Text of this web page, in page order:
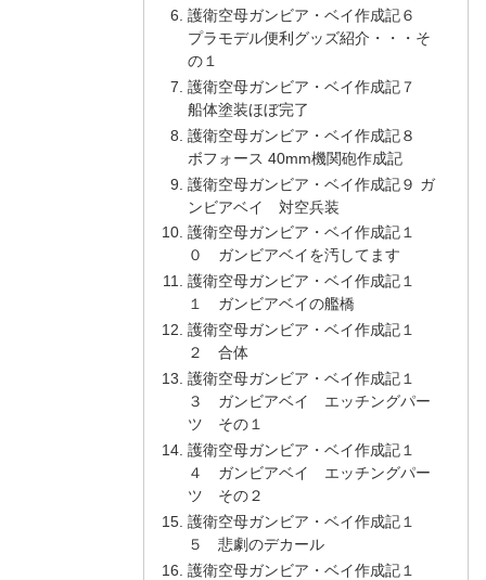
護衛空母ガンビア・ベイ作成記６
プラモデル便利グッズ紹介・・・そ
の１
護衛空母ガンビア・ベイ作成記７
船体塗装ほぼ完了
護衛空母ガンビア・ベイ作成記８
ボフォース 40mm機関砲作成記
護衛空母ガンビア・ベイ作成記９ ガ
ンビアベイ 対空兵装
護衛空母ガンビア・ベイ作成記１
０ ガンビアベイを汚してます
護衛空母ガンビア・ベイ作成記１
１ ガンビアベイの艦橋
護衛空母ガンビア・ベイ作成記１
２ 合体
護衛空母ガンビア・ベイ作成記１
３ ガンビアベイ エッチングパー
ツ その１
護衛空母ガンビア・ベイ作成記１
４ ガンビアベイ エッチングパー
ツ その２
護衛空母ガンビア・ベイ作成記１
５ 悲劇のデカール
護衛空母ガンビア・ベイ作成記１